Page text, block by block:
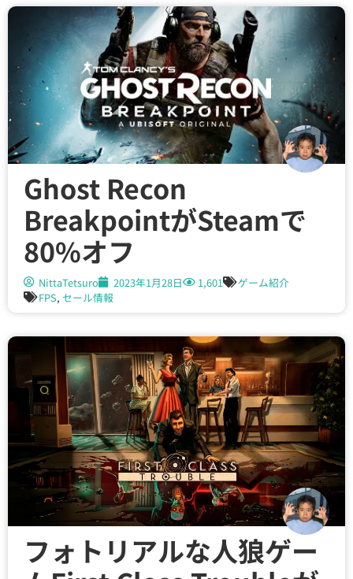
Ghost Recon
BreakpointがSteamで
80%オフ
NittaTetsuro 2023年1月28日 1,601
ゲーム紹介
FPS, セール情報
フォトリアルな人狼ゲー